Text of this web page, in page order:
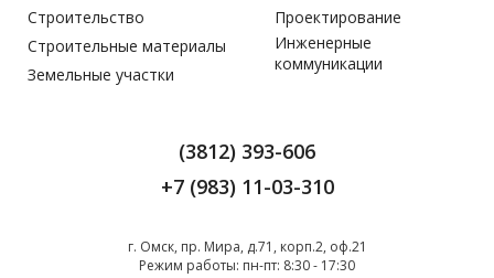
Строительство
Строительные материалы
Земельные участки
Проектирование
Инженерные
коммуникации
(3812) 393-606
+7 (983) 11-03-310
г. Омск, пр. Мира, д.71, корп.2, оф.21
Режим работы: пн-пт: 8:30 - 17:30